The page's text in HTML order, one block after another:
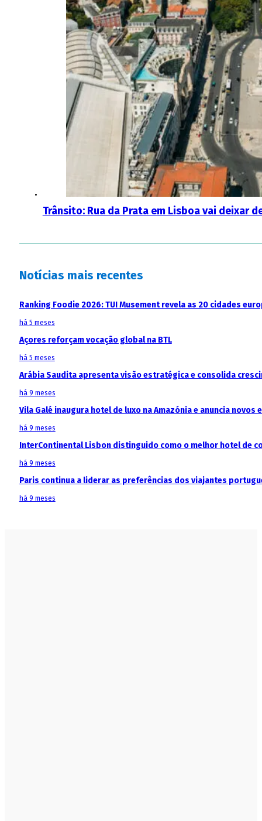
Trânsito: Rua da Prata em Lisboa vai deixar
Notícias mais recentes
Ranking Foodie 2026: TUI Musement revela as 20 cidades
há 5 meses
Açores reforçam vocação global na BTL
há 5 meses
Arábia Saudita apresenta visão estratégica e consolida
há 9 meses
Vila Galé inaugura hotel de luxo na Amazónia e anuncia
há 9 meses
InterContinental Lisbon distinguido como o melhor hotel de
há 9 meses
Paris continua a liderar as preferências dos viajantes
há 9 meses